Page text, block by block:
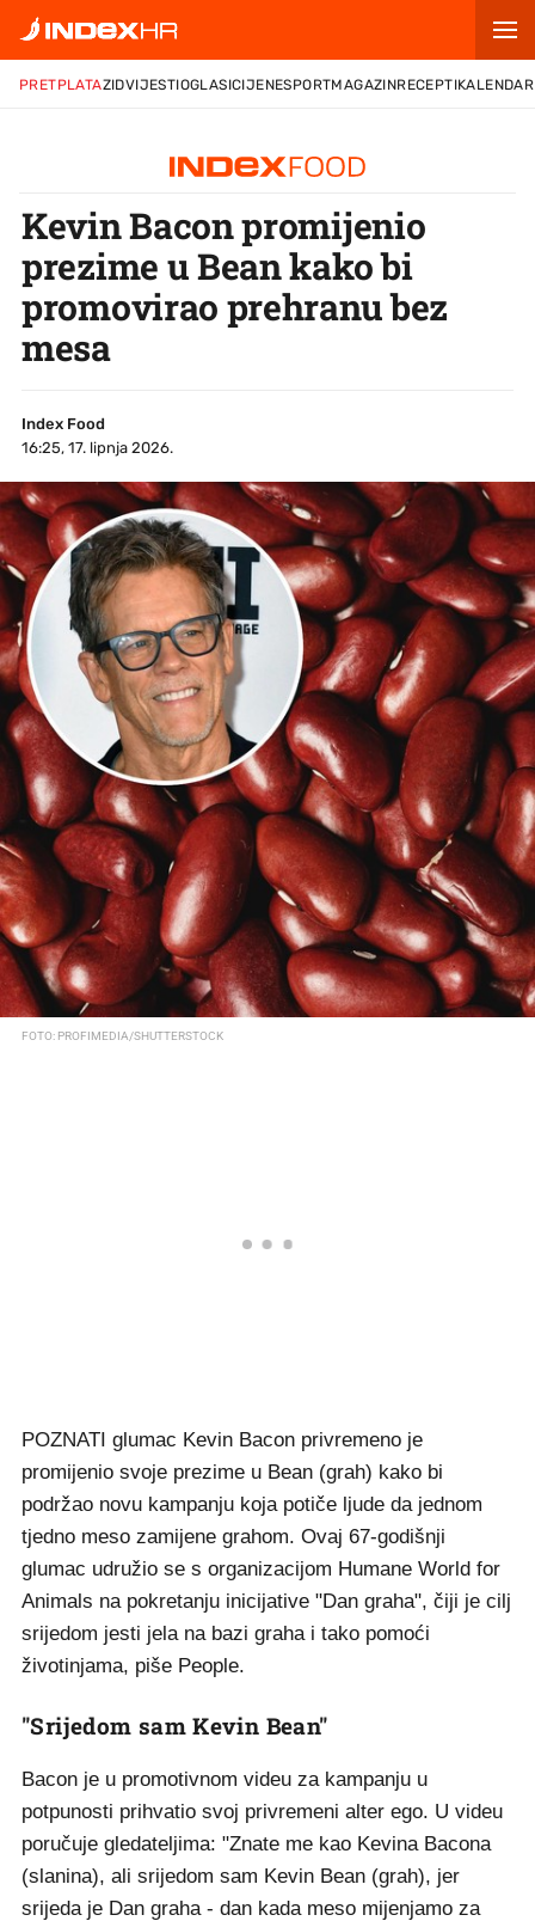
PRETPLATAZIDVIJESTIOGLASICIJENESPORTMAGAZINRECEPTIKALENDAR
Kevin Bacon promijenio
prezime u Bean kako bi
promovirao prehranu bez
mesa
Index Food
16:25, 17. lipnja 2026.
FOTO: PROFIMEDIA/SHUTTERSTOCK
POZNATI glumac Kevin Bacon privremeno je
promijenio svoje prezime u Bean (grah) kako bi
podržao novu kampanju koja potiče ljude da jednom
tjedno meso zamijene grahom. Ovaj 67-godišnji
glumac udružio se s organizacijom Humane World for
Animals na pokretanju inicijative "Dan graha", čiji je cilj
srijedom jesti jela na bazi graha i tako pomoći
životinjama, piše People.
"Srijedom sam Kevin Bean"
Bacon je u promotivnom videu za kampanju u
potpunosti prihvatio svoj privremeni alter ego. U videu
poručuje gledateljima: "Znate me kao Kevina Bacona
(slanina), ali srijedom sam Kevin Bean (grah), jer
srijeda je Dan graha - dan kada meso mijenjamo za